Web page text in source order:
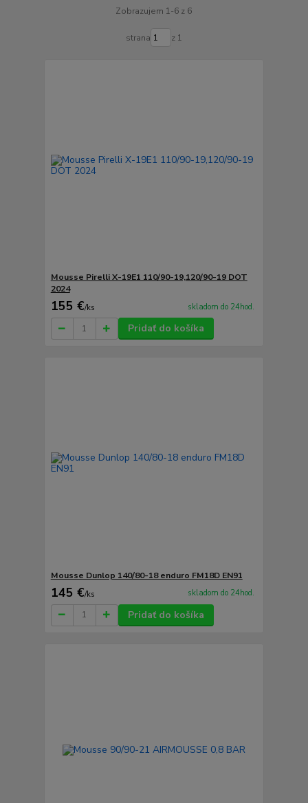
Zobrazujem 1-6 z 6
strana z 1
Mousse Pirelli X-19E1 110/90-19,120/90-19 DOT
2024
155 €/ks skladom do 24hod.
Pridať do košíka
Mousse Dunlop 140/80-18 enduro FM18D EN91
145 €/ks skladom do 24hod.
Pridať do košíka